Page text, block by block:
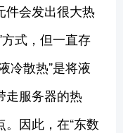
件会发出很大热
式，但一直存
冷散热”是将液
走服务器的热
因此，在“东数